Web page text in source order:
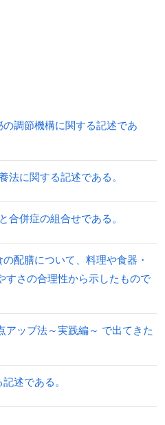
調節機構に関する記述であ
法に関する記述である。
合併症の組合せである。
配膳について、料理や食器・
すさの合理性から示したもので
アップ法～実践編～ で出てきた
述である。